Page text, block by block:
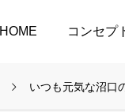
HOME コンセプ
いつも元気な沼口